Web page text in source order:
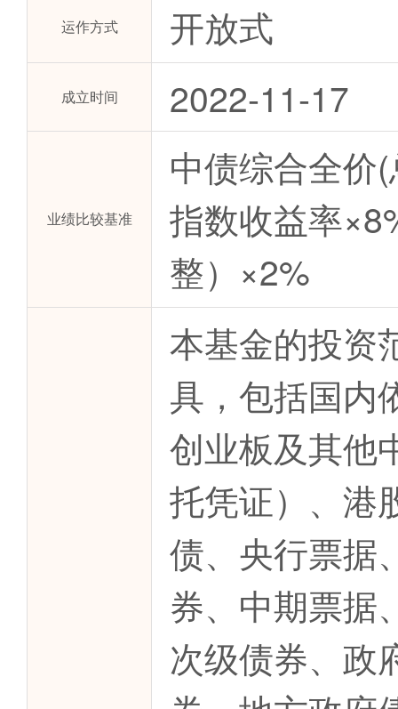
运作方式 开放式
成立时间 2022-11-17
业绩比较基准
中债综合全价
指数收益率
整）×2%
本基金的投资
具，包括国内
创业板及其他
托凭证）、港
债、央行票据
券、中期票据
次级债券、政